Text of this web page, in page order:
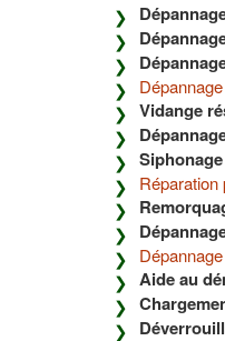
Vidange
Réparation
Aide au